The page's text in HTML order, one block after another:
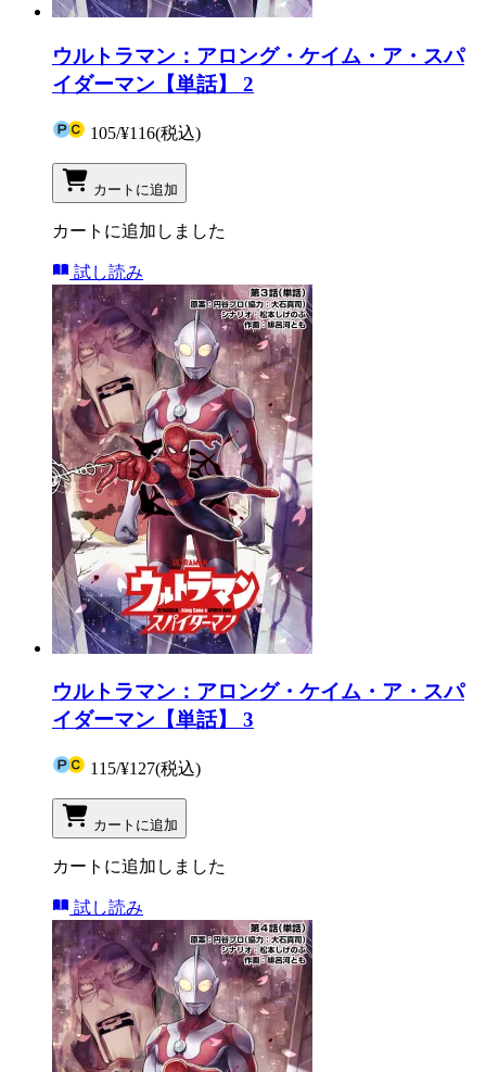
ウルトラマン：アロング・ケイム・ア・スパ
イダーマン【単話】 2
105/¥116(税込)
カートに追加
カートに追加しました
試し読み
ウルトラマン：アロング・ケイム・ア・スパ
イダーマン【単話】 3
115/¥127(税込)
カートに追加
カートに追加しました
試し読み